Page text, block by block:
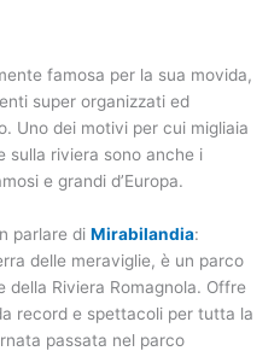
famosa per la sua movida,
super organizzati ed
Uno dei motivi per cui migliaia
sulla riviera sono anche i
e grandi d’Europa.
parlare di Mirabilandia:
delle meraviglie, è un parco
Riviera Romagnola. Offre
record e spettacoli per tutta la
passata nel parco